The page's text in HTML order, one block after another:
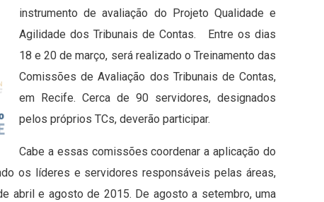
instrumento de avaliação do Projeto Qualidade e
Agilidade dos Tribunais de Contas. Entre os dias
18 e 20 de março, será realizado o Treinamento das
Comissões de Avaliação dos Tribunais de Contas,
em Recife. Cerca de 90 servidores, designados
pelos próprios TCs, deverão participar.
Cabe a essas comissões coordenar a aplicação do
os líderes e servidores responsáveis pelas áreas,
abril e agosto de 2015. De agosto a setembro, uma